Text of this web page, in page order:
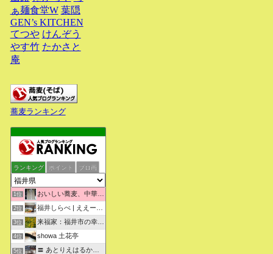
ぁ麺食堂W 葉隠
GEN’s KITCHEN
てつや けんぞう
やす竹 たかさと
庵
蕎麦ランキング
ランキング ポイント ブロ画
1位 おいしい蕎麦、中華そばを求めて彷徨うブログ
2位 福井しらべ | ええーっ！？そうなんや！知らんかったわ。
3位 来福家：福井市の幸せリフォーム物語
4位 showa 土花亭
5位 〓 あとりえはるかの日々悠悠 〓